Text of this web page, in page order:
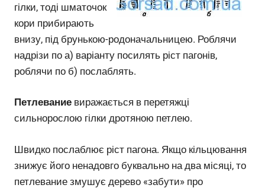
гілки, тоді шматочок
кори прибирають
внизу, під брунькою-родоначальницею. Роблячи
надрізи по а) варіанту посилять ріст пагонів,
роблячи по б) послаблять.
Петлевание виражається в перетяжці
сильнорослою гілки дротяною петлею.
Швидко послаблює ріст пагона. Якщо кільцювання
знижує його ненадовго буквально на два місяці, то
петлевание змушує дерево «забути» про